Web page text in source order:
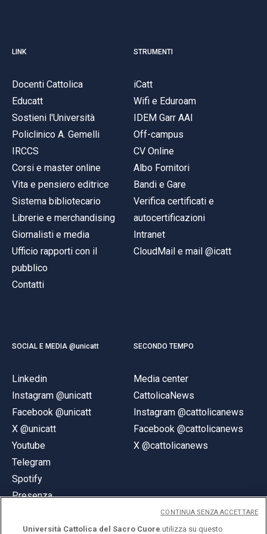
LINK
Docenti Cattolica
Educatt
Sostieni l'Università
Policlinico A. Gemelli
IRCCS
Corsi e master online
Vita e pensiero editrice
Sistema bibliotecario
Librerie e merchandising
Giornalisti e media
Ufficio rapporti con il
pubblico
Contatti
STRUMENTI
iCatt
Wifi e Eduroam
IDEM Garr AAI
Off-campus
CV Online
Albo Fornitori
Bandi e Gare
Verifica certificati e
autocertificazioni
Intranet
CloudMail e mail @icatt
SOCIAL E MEDIA @unicatt
Linkedin
Instagram @unicatt
Facebook @unicatt
X @unicatt
Youtube
Telegram
Spotify
Presenza
SECONDO TEMPO
Media center
CattolicaNews
Instagram @cattolicanews
Facebook @cattolicanews
X @cattolicanews
Università Cattolica del Sacro Cuore utilizza su questo
CONTINUA SENZA ACCETTARE